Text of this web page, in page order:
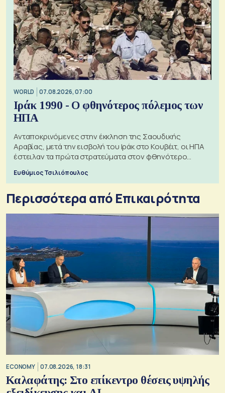
WORLD 07.08.2026, 07:00
Ιράκ 1990 - Ο φθηνότερος πόλεμος των
ΗΠΑ
Ανταποκρινόμενες στην έκκληση της Σαουδικής
Αραβίας, μετά την εισβολή του Ιράκ στο Κουβέιτ, οι ΗΠΑ
έστειλαν τα πρώτα στρατεύματα στον φθηνότερο
Ευθύμιος Τσιλιόπουλος
Περισσότερα από Επικαιρότητα
ECONOMY 07.08.2026, 18:31
Καλαφάτης: Στο επίκεντρο θέσεις υψηλής